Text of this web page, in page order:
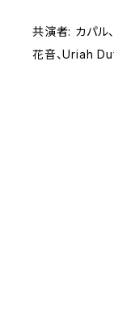
共演者: カパ
花音、Uriah